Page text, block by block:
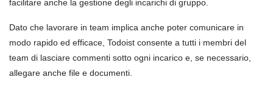
facilitare anche la gestione degli incarichi di gruppo.
Dato che lavorare in team implica anche poter comunicare in
modo rapido ed efficace, Todoist consente a tutti i membri del
team di lasciare commenti sotto ogni incarico e, se necessario,
allegare anche file e documenti.